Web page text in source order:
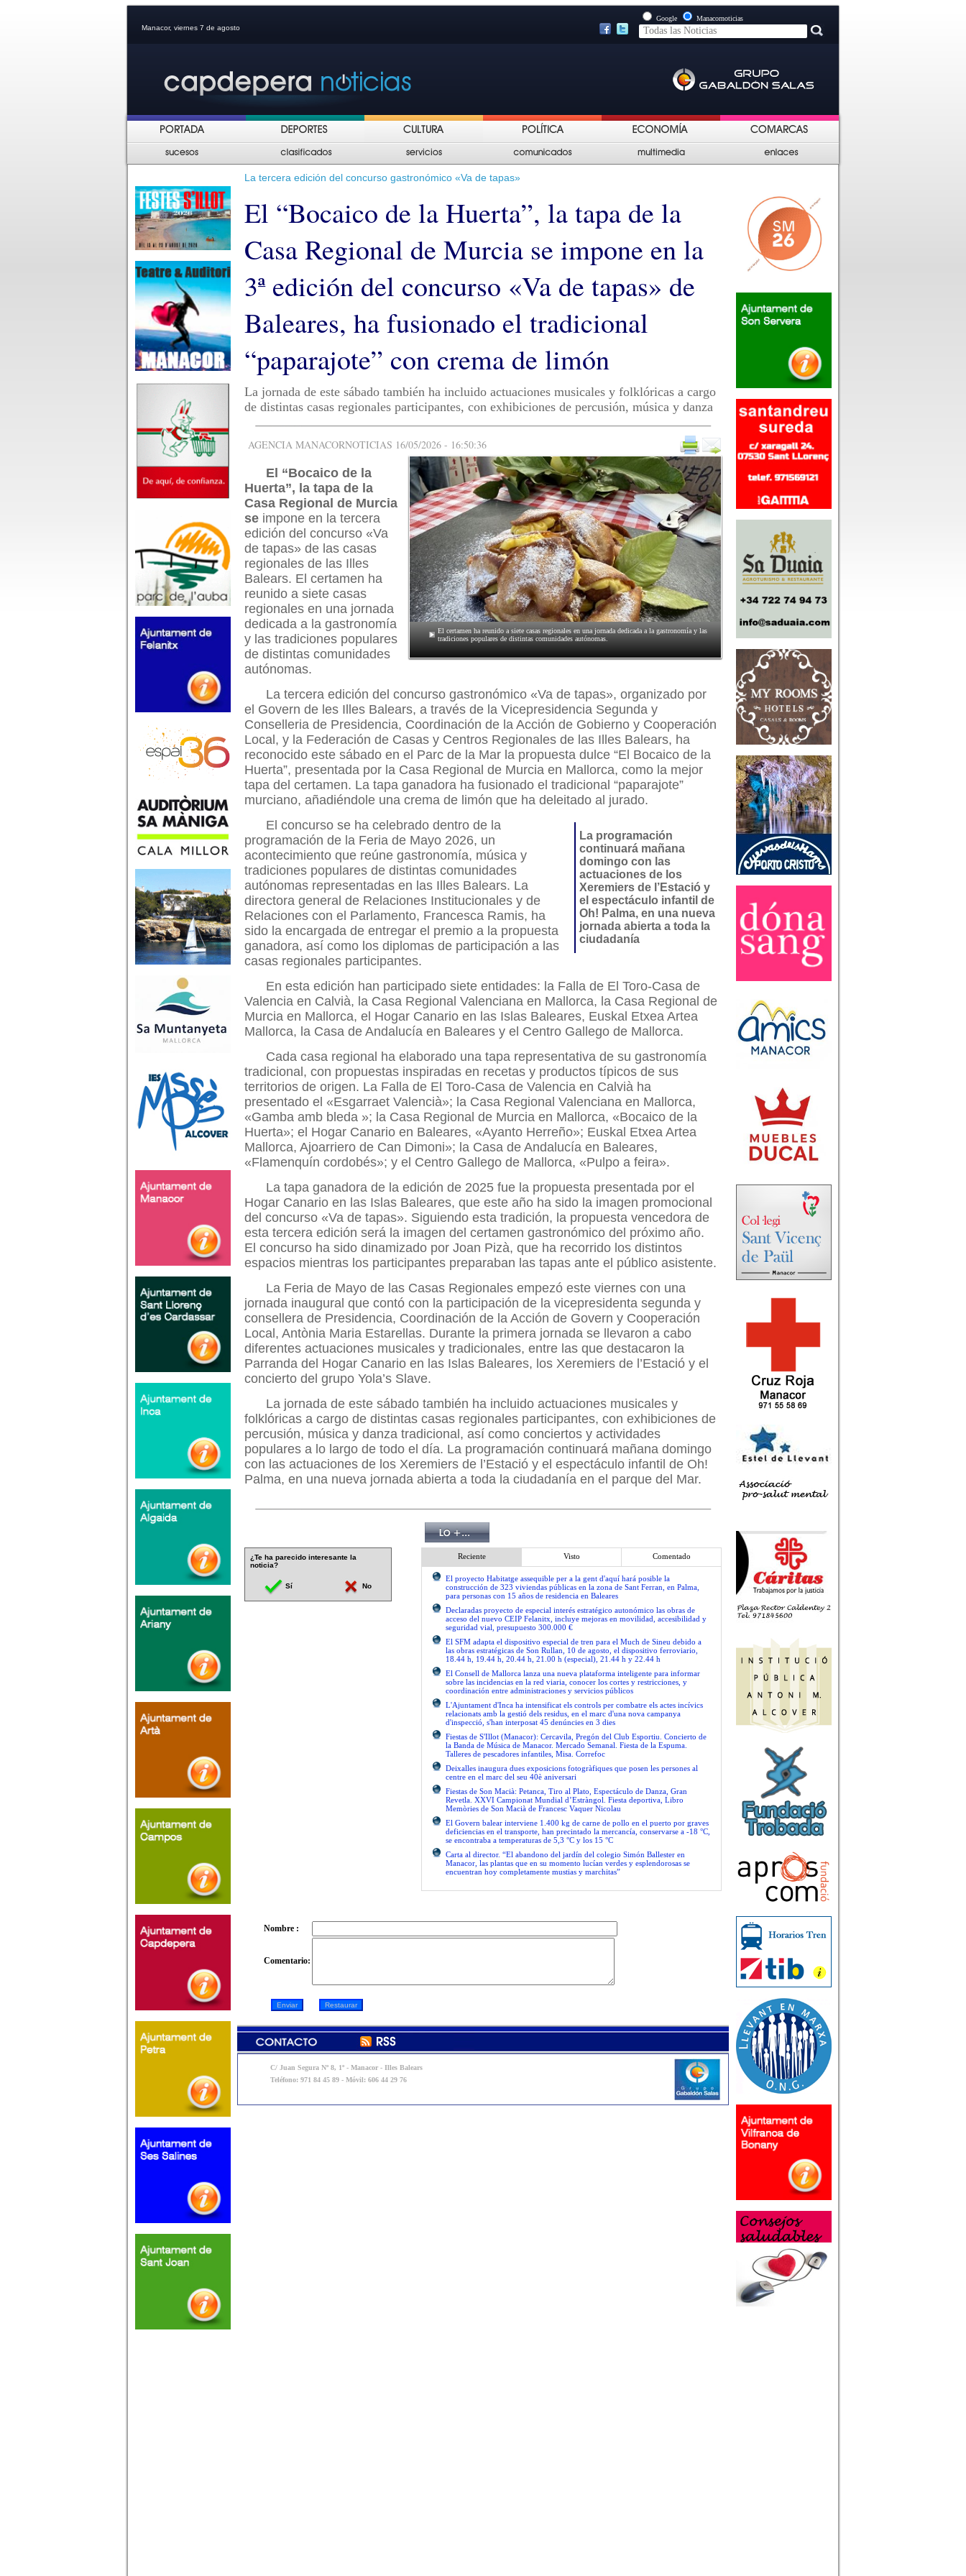
Manacor, viernes 7 de agosto
Google Manacornoticias
La tercera edición del concurso gastronómico «Va de tapas»
El “Bocaico de la Huerta”, la tapa de la
Casa Regional de Murcia se impone en la
3ª edición del concurso «Va de tapas» de
Baleares, ha fusionado el tradicional
“paparajote” con crema de limón
La jornada de este sábado también ha incluido actuaciones musicales y folklóricas a cargo
de distintas casas regionales participantes, con exhibiciones de percusión, música y danza
AGENCIA MANACORNOTICIAS 16/05/2026 - 16:50:36
El certamen ha reunido a siete casas regionales en una jornada dedicada a la gastronomía y las
tradiciones populares de distintas comunidades autónomas.
El “Bocaico de la
Huerta”, la tapa de la
Casa Regional de Murcia
se impone en la tercera
edición del concurso «Va
de tapas» de las casas
regionales de las Illes
Balears. El certamen ha
reunido a siete casas
regionales en una jornada
dedicada a la gastronomía
y las tradiciones populares
de distintas comunidades
autónomas.
La tercera edición del concurso gastronómico «Va de tapas», organizado por
el Govern de les Illes Balears, a través de la Vicepresidencia Segunda y
Conselleria de Presidencia, Coordinación de la Acción de Gobierno y Cooperación
Local, y la Federación de Casas y Centros Regionales de las Illes Balears, ha
reconocido este sábado en el Parc de la Mar la propuesta dulce “El Bocaico de la
Huerta”, presentada por la Casa Regional de Murcia en Mallorca, como la mejor
tapa del certamen. La tapa ganadora ha fusionado el tradicional “paparajote”
murciano, añadiéndole una crema de limón que ha deleitado al jurado.
La programación
continuará mañana
domingo con las
actuaciones de los
Xeremiers de l’Estació y
el espectáculo infantil de
Oh! Palma, en una nueva
jornada abierta a toda la
ciudadanía
El concurso se ha celebrado dentro de la
programación de la Feria de Mayo 2026, un
acontecimiento que reúne gastronomía, música y
tradiciones populares de distintas comunidades
autónomas representadas en las Illes Balears. La
directora general de Relaciones Institucionales y de
Relaciones con el Parlamento, Francesca Ramis, ha
sido la encargada de entregar el premio a la propuesta
ganadora, así como los diplomas de participación a las
casas regionales participantes.
En esta edición han participado siete entidades: la Falla de El Toro-Casa de
Valencia en Calvià, la Casa Regional Valenciana en Mallorca, la Casa Regional de
Murcia en Mallorca, el Hogar Canario en las Islas Baleares, Euskal Etxea Artea
Mallorca, la Casa de Andalucía en Baleares y el Centro Gallego de Mallorca.
Cada casa regional ha elaborado una tapa representativa de su gastronomía
tradicional, con propuestas inspiradas en recetas y productos típicos de sus
territorios de origen. La Falla de El Toro-Casa de Valencia en Calvià ha
presentado el «Esgarraet Valencià»; la Casa Regional Valenciana en Mallorca,
«Gamba amb bleda »; la Casa Regional de Murcia en Mallorca, «Bocaico de la
Huerta»; el Hogar Canario en Baleares, «Ayanto Herreño»; Euskal Etxea Artea
Mallorca, Ajoarriero de Can Dimoni»; la Casa de Andalucía en Baleares,
«Flamenquín cordobés»; y el Centro Gallego de Mallorca, «Pulpo a feira».
La tapa ganadora de la edición de 2025 fue la propuesta presentada por el
Hogar Canario en las Islas Baleares, que este año ha sido la imagen promocional
del concurso «Va de tapas». Siguiendo esta tradición, la propuesta vencedora de
esta tercera edición será la imagen del certamen gastronómico del próximo año.
El concurso ha sido dinamizado por Joan Pizà, que ha recorrido los distintos
espacios mientras los participantes preparaban las tapas ante el público asistente.
La Feria de Mayo de las Casas Regionales empezó este viernes con una
jornada inaugural que contó con la participación de la vicepresidenta segunda y
consellera de Presidencia, Coordinación de la Acción de Govern y Cooperación
Local, Antònia Maria Estarellas. Durante la primera jornada se llevaron a cabo
diferentes actuaciones musicales y tradicionales, entre las que destacaron la
Parranda del Hogar Canario en las Islas Baleares, los Xeremiers de l’Estació y el
concierto del grupo Yola’s Slave.
La jornada de este sábado también ha incluido actuaciones musicales y
folklóricas a cargo de distintas casas regionales participantes, con exhibiciones de
percusión, música y danza tradicional, así como conciertos y actividades
populares a lo largo de todo el día. La programación continuará mañana domingo
con las actuaciones de los Xeremiers de l’Estació y el espectáculo infantil de Oh!
Palma, en una nueva jornada abierta a toda la ciudadanía en el parque del Mar.
¿Te ha parecido interesante la
noticia?
Sí No
Reciente Visto Comentado
El proyecto Habitatge assequible per a la gent d'aquí hará posible la
construcción de 323 viviendas públicas en la zona de Sant Ferran, en Palma,
para personas con 15 años de residencia en Baleares
Declaradas proyecto de especial interés estratégico autonómico las obras de
acceso del nuevo CEIP Felanitx, incluye mejoras en movilidad, accesibilidad y
seguridad vial, presupuesto 300.000 €
El SFM adapta el dispositivo especial de tren para el Much de Sineu debido a
las obras estratégicas de Son Rullan, 10 de agosto, el dispositivo ferroviario,
18.44 h, 19.44 h, 20.44 h, 21.00 h (especial), 21.44 h y 22.44 h
El Consell de Mallorca lanza una nueva plataforma inteligente para informar
sobre las incidencias en la red viaria, conocer los cortes y restricciones, y
coordinación entre administraciones y servicios públicos
L'Ajuntament d'Inca ha intensificat els controls per combatre els actes incívics
relacionats amb la gestió dels residus, en el marc d'una nova campanya
d'inspecció, s'han interposat 45 denúncies en 3 dies
Fiestas de S'Illot (Manacor): Cercavila, Pregón del Club Esportiu. Concierto de
la Banda de Música de Manacor. Mercado Semanal. Fiesta de la Espuma.
Talleres de pescadores infantiles, Misa. Correfoc
Deixalles inaugura dues exposicions fotogràfiques que posen les persones al
centre en el marc del seu 40è aniversari
Fiestas de Son Macià: Petanca, Tiro al Plato, Espectáculo de Danza, Gran
Revetla. XXVI Campionat Mundial d’Estràngol. Fiesta deportiva, Libro
Memòries de Son Macià de Francesc Vaquer Nicolau
El Govern balear interviene 1.400 kg de carne de pollo en el puerto por graves
deficiencias en el transporte, han precintado la mercancía, conservarse a -18 °C,
se encontraba a temperaturas de 5,3 °C y los 15 °C
Carta al director. “El abandono del jardín del colegio Simón Ballester en
Manacor, las plantas que en su momento lucían verdes y esplendorosas se
encuentran hoy completamente mustias y marchitas”
Nombre :
Comentario:
C/ Juan Segura Nº 8, 1º - Manacor - Illes Balears
Teléfono: 971 84 45 89 - Móvil: 606 44 29 76